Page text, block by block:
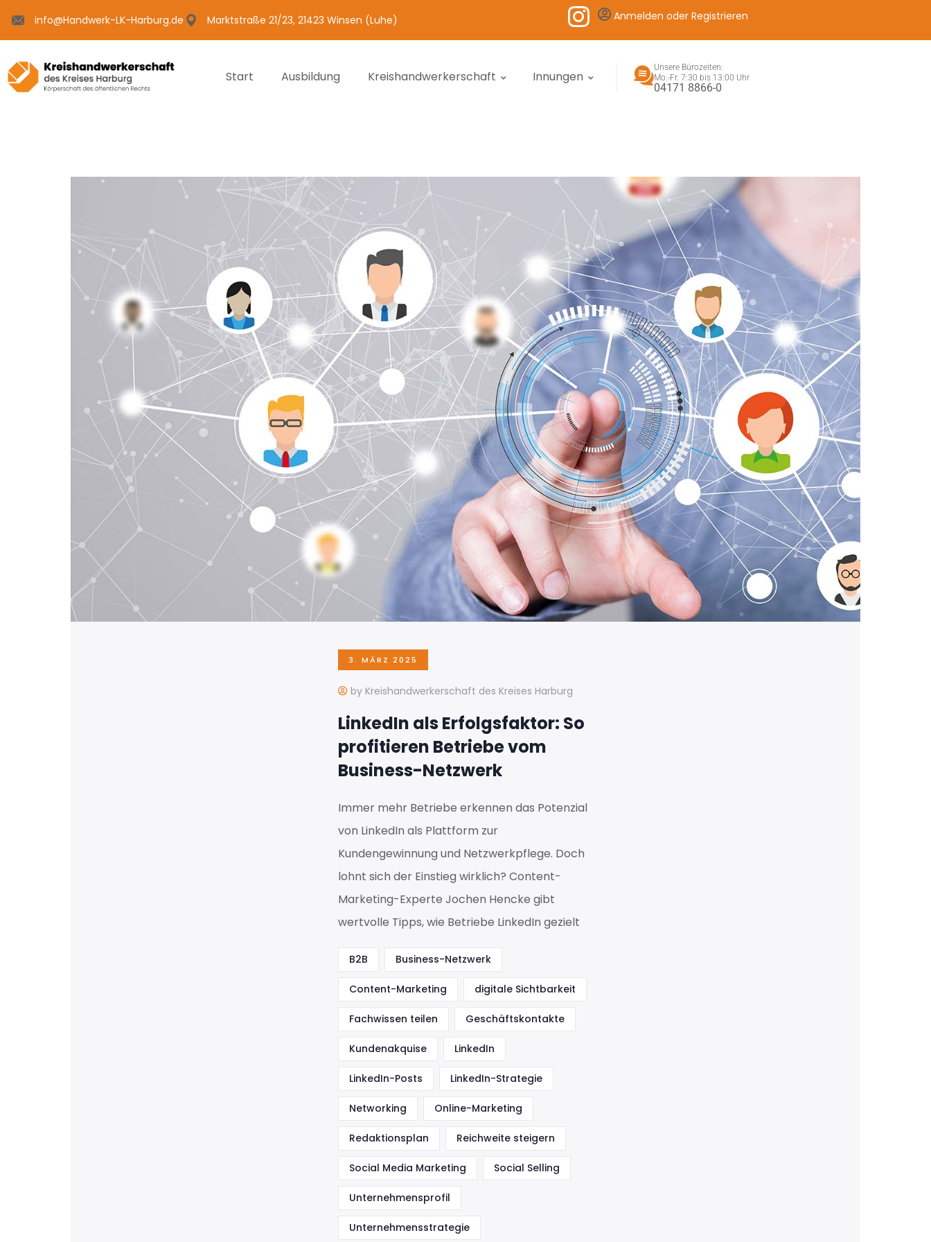
info@Handwerk-LK-Harburg.de Marktstraße 21/23, 21423 Winsen (Luhe) Anmelden oder Registrieren
Start Ausbildung Kreishandwerkerschaft Innungen
Unsere Bürozeiten:
Mo.-Fr. 7:30 bis 13:00 Uhr
04171 8866-0
3. MÄRZ 2025
by Kreishandwerkerschaft des Kreises Harburg
LinkedIn als Erfolgsfaktor: So
profitieren Betriebe vom
Business-Netzwerk
Immer mehr Betriebe erkennen das Potenzial
von LinkedIn als Plattform zur
Kundengewinnung und Netzwerkpflege. Doch
lohnt sich der Einstieg wirklich? Content-
Marketing-Experte Jochen Hencke gibt
wertvolle Tipps, wie Betriebe LinkedIn gezielt
B2B Business-Netzwerk
Content-Marketing digitale Sichtbarkeit
Fachwissen teilen Geschäftskontakte
Kundenakquise LinkedIn
LinkedIn-Posts LinkedIn-Strategie
Networking Online-Marketing
Redaktionsplan Reichweite steigern
Social Media Marketing Social Selling
Unternehmensprofil
Unternehmensstrategie